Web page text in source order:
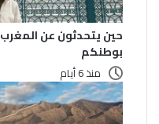
حين يتحدثون عن
بوطنكم
منذ 6 أيام